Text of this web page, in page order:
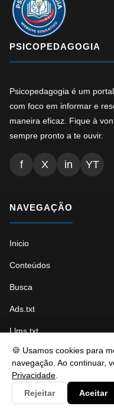
🍪 Usamos cookies para
navegação. Ao continuar,
Privacidade
Rejeitar
Aceitar
PSICOPEDAGOGIA
Psicopedagogia é um
com foco em informar e
maneira eficaz. Fique à
sempre pronto a te ouvir.
f X in YT
NAVEGAÇÃO
Inicio
Conteúdos
Busca
Ads.txt
Llms.txt
Robots.txt
Sitemap Índice
Sitemap Páginas